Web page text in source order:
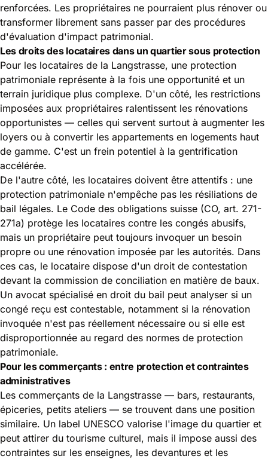
renforcées. Les propriétaires ne pourraient plus rénover ou
transformer librement sans passer par des procédures
d'évaluation d'impact patrimonial.
Les droits des locataires dans un quartier sous protection
Pour les locataires de la Langstrasse, une protection
patrimoniale représente à la fois une opportunité et un
terrain juridique plus complexe. D'un côté, les restrictions
imposées aux propriétaires ralentissent les rénovations
opportunistes — celles qui servent surtout à augmenter les
loyers ou à convertir les appartements en logements haut
de gamme. C'est un frein potentiel à la gentrification
accélérée.
De l'autre côté, les locataires doivent être attentifs : une
protection patrimoniale n'empêche pas les résiliations de
bail légales. Le Code des obligations suisse (CO, art. 271-
271a) protège les locataires contre les congés abusifs,
mais un propriétaire peut toujours invoquer un besoin
propre ou une rénovation imposée par les autorités. Dans
ces cas, le locataire dispose d'un droit de contestation
devant la commission de conciliation en matière de baux.
Un avocat spécialisé en droit du bail peut analyser si un
congé reçu est contestable, notamment si la rénovation
invoquée n'est pas réellement nécessaire ou si elle est
disproportionnée au regard des normes de protection
patrimoniale.
Pour les commerçants : entre protection et contraintes
administratives
Les commerçants de la Langstrasse — bars, restaurants,
épiceries, petits ateliers — se trouvent dans une position
similaire. Un label UNESCO valorise l'image du quartier et
peut attirer du tourisme culturel, mais il impose aussi des
contraintes sur les enseignes, les devantures et les